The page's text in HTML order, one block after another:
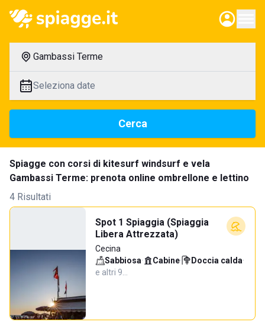
Gambassi Terme
Seleziona date
Cerca
Spiagge con corsi di kitesurf windsurf e vela
Gambassi Terme: prenota online ombrellone e lettino
4 Risultati
Spot 1 Spiaggia (Spiaggia
Libera Attrezzata)
Cecina
Sabbiosa· Cabine· Doccia calda·
e altri 9…